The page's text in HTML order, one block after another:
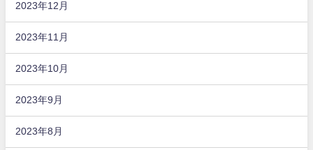
2023年12月
2023年11月
2023年10月
2023年9月
2023年8月